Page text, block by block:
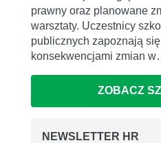
prawny oraz planowane
warsztaty. Uczestnicy
publicznych zapoznają
konsekwencjami zmian
ZOBACZ
NEWSLETTER HR